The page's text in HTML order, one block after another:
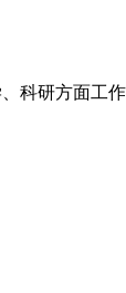
科研方面工